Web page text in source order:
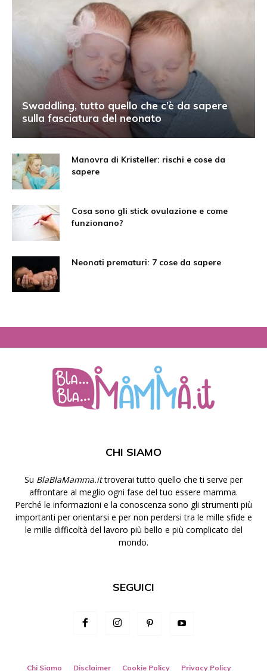
Swaddling, tutto quello che c’è da sapere
sulla fasciatura del neonato
Manovra di Kristeller: rischi e cose da
sapere
Cosa sono gli stick ovulazione e come
funzionano?
Neonati prematuri: 7 cose da sapere
CHI SIAMO
Su BlaBlaMamma.ittroverai tutto quello che ti serve per
affrontare al meglio ogni fase del tuo essere mamma.
Perché le informazioni e la conoscenza sono gli strumenti più
importanti per orientarsi e per non perdersi tra le mille sfide e
le mille difficoltà del lavoro più bello e più complicato del
mondo.
SEGUICI
Chi Siamo Disclaimer Cookie Policy Privacy Policy